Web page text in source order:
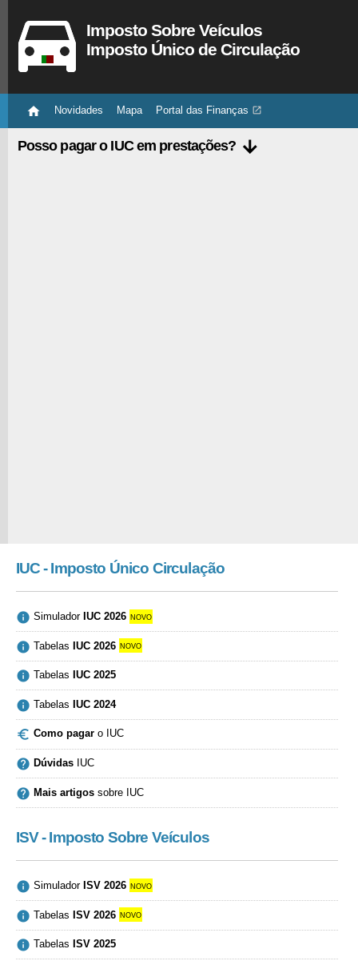
Imposto Sobre Veículos
Imposto Único de Circulação
 Novidades Mapa Portal das Finanças 
Posso pagar o IUC em prestações? 
IUC - Imposto Único Circulação
 Simulador IUC 2026 novo
 Tabelas IUC 2026 novo
 Tabelas IUC 2025
 Tabelas IUC 2024
 Como pagaro IUC
 DúvidasIUC
 Mais artigossobre IUC
ISV - Imposto Sobre Veículos
 Simulador ISV 2026 novo
 Tabelas ISV 2026 novo
 Tabelas ISV 2025